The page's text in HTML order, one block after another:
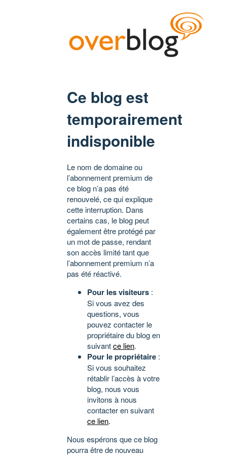
Ce blog est
temporairement
indisponible
Le nom de domaine ou
l’abonnement premium de
ce blog n’a pas été
renouvelé, ce qui explique
cette interruption. Dans
certains cas, le blog peut
également être protégé par
un mot de passe, rendant
son accès limité tant que
l’abonnement premium n’a
pas été réactivé.
Pour les visiteurs :
Si vous avez des
questions, vous
pouvez contacter le
propriétaire du blog en
suivantce lien.
Pour le propriétaire :
Si vous souhaitez
rétablir l’accès à votre
blog, nous vous
invitons à nous
contacter en suivant
ce lien.
Nous espérons que ce blog
pourra être de nouveau